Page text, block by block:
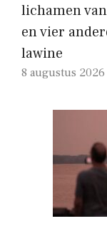
lichamen
en vier
lawine
8 augustus 2026